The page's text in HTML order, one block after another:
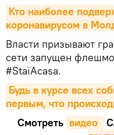
Кто наиболее
коронавирусом в
Власти призывают
сети запущен
#StaiAcasa.
Будь в курсе всех
первым, что
Смотреть видео